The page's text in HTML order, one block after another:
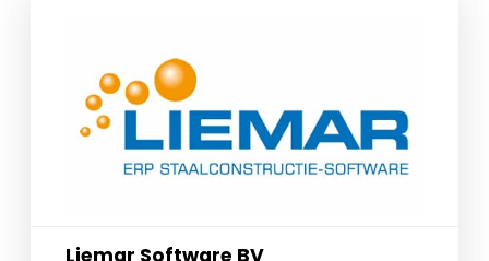
Liemar Software BV